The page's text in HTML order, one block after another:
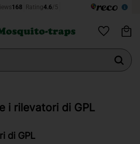
Preferiti
i rilevatori di GPL
di GPL